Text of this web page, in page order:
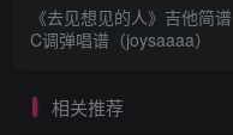
《去见想见的人》吉他简谱
C调弹唱谱（joysaaaa）
相关推荐